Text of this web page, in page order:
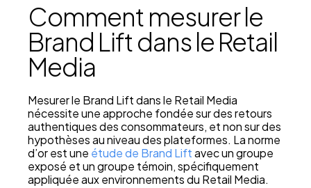
Comment mesurer le
Brand Lift dans le Retail
Media
Mesurer le Brand Lift dans le Retail Media
nécessite une approche fondée sur des retours
authentiques des consommateurs, et non sur des
hypothèses au niveau des plateformes. La norme
d’or est une étude de Brand Liftavec un groupe
exposé et un groupe témoin, spécifiquement
appliquée aux environnements du Retail Media.